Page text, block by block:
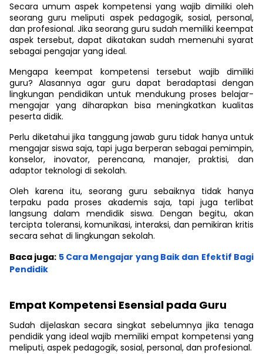
Secara umum aspek kompetensi yang wajib dimiliki oleh
seorang guru meliputi aspek pedagogik, sosial, personal,
dan profesional. Jika seorang guru sudah memiliki keempat
aspek tersebut, dapat dikatakan sudah memenuhi syarat
sebagai pengajar yang ideal.
Mengapa keempat kompetensi tersebut wajib dimiliki
guru? Alasannya agar guru dapat beradaptasi dengan
lingkungan pendidikan untuk mendukung proses belajar-
mengajar yang diharapkan bisa meningkatkan kualitas
peserta didik.
Perlu diketahui jika tanggung jawab guru tidak hanya untuk
mengajar siswa saja, tapi juga berperan sebagai pemimpin,
konselor, inovator, perencana, manajer, praktisi, dan
adaptor teknologi di sekolah.
Oleh karena itu, seorang guru sebaiknya tidak hanya
terpaku pada proses akademis saja, tapi juga terlibat
langsung dalam mendidik siswa. Dengan begitu, akan
tercipta toleransi, komunikasi, interaksi, dan pemikiran kritis
secara sehat di lingkungan sekolah.
Baca juga: 5 Cara Mengajar yang Baik dan Efektif Bagi
Pendidik
Empat Kompetensi Esensial pada Guru
Sudah dijelaskan secara singkat sebelumnya jika tenaga
pendidik yang ideal wajib memiliki empat kompetensi yang
meliputi, aspek pedagogik, sosial, personal, dan profesional.